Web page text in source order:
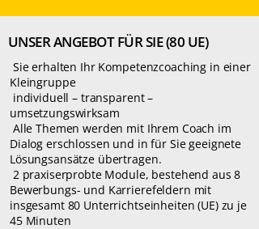
UNSER ANGEBOT FÜR SIE (80 UE)
Sie erhalten Ihr Kompetenzcoaching in einer
Kleingruppe
individuell – transparent –
umsetzungswirksam
Alle Themen werden mit Ihrem Coach im
Dialog erschlossen und in für Sie geeignete
Lösungsansätze übertragen.
2 praxiserprobte Module, bestehend aus 8
Bewerbungs- und Karrierefeldern mit
insgesamt 80 Unterrichtseinheiten (UE) zu je
45 Minuten